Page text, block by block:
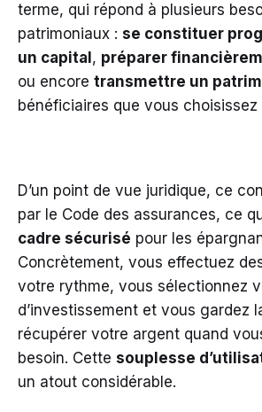
terme, qui répond à plusieurs
patrimoniaux : se constituer
un capital , préparer
ou encore transmettre un
bénéficiaires que vous choisissez
D’un point de vue juridique, ce
par le Code des assurances, ce
cadre sécurisé pour les
Concrètement, vous effectuez
votre rythme, vous sélectionnez
d’investissement et vous gardez
récupérer votre argent quand
besoin. Cette souplesse
un atout considérable.